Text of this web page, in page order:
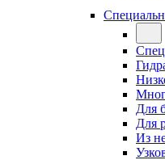
Для
Для
Из